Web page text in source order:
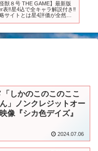
怪獣８号 THE GAME】最新版
表‼️星4込で全キャラ解説付き‼️
サイトとは星4評価が全然違
了
しかのこのこのここ
」ノンクレジットオー
像『シカ色デイズ』
2024.07.06